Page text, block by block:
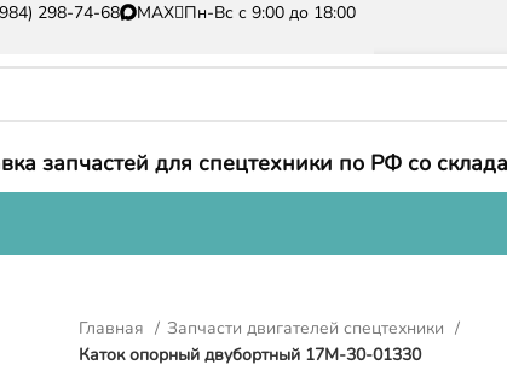
298-74-68 MAX Пн-Вс с 9:00 до 18:00
запчастей для спецтехники по РФ со
Главная
Запчасти двигателей спецтехники
Каток опорный двубортный 17M-30-01330